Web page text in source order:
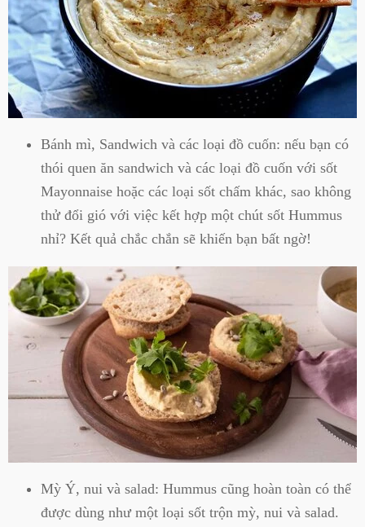
Bánh mì, Sandwich và các loại đồ cuốn: nếu bạn có
thói quen ăn sandwich và các loại đồ cuốn với sốt
Mayonnaise hoặc các loại sốt chấm khác, sao không
thử đổi gió với việc kết hợp một chút sốt Hummus
nhỉ? Kết quả chắc chắn sẽ khiến bạn bất ngờ!
Mỳ Ý, nui và salad: Hummus cũng hoàn toàn có thể
được dùng như một loại sốt trộn mỳ, nui và salad.